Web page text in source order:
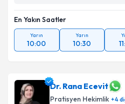
En Yakın Saatler
Yarın
10:00
Yarın
10:30
Dr. Rana Ecevit
Pratisyen Hekimlik +4